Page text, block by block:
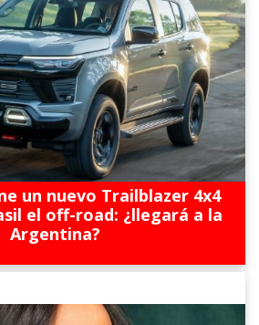
un nuevo Trailblazer 4x4
el off-road: ¿llegará a la
Argentina?